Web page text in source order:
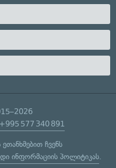
+995 577 340 891
ჩვენს
ინფორმაციის პოლიტიკას.